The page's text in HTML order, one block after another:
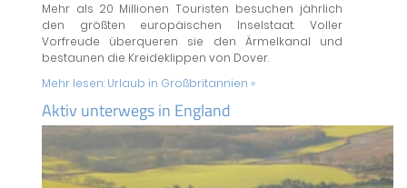
Mehr als 20 Millionen Touristen besuchen jährlich
den größten europäischen Inselstaat. Voller
Vorfreude überqueren sie den Ärmelkanal und
bestaunen die Kreideklippen von Dover.
Mehr lesen: Urlaub in Großbritannien »
Aktiv unterwegs in England